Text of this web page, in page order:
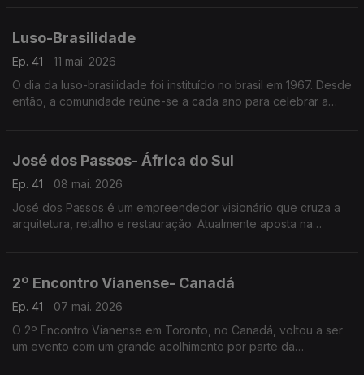
Luso-Brasilidade
Ep. 41
11 mai. 2026
O dia da luso-brasilidade foi instituído no brasil em 1967. Desde
então, a comunidade reúne-se a cada ano para celebrar a
José dos Passos- África do Sul
Ep. 41
08 mai. 2026
José dos Passos é um empreendedor visionário que cruza a
arquitetura, retalho e restauração. Atualmente aposta na
2º Encontro Vianense- Canadá
Ep. 41
07 mai. 2026
O 2º Encontro Vianense em Toronto, no Canadá, voltou a ser
um evento com um grande acolhimento por parte da